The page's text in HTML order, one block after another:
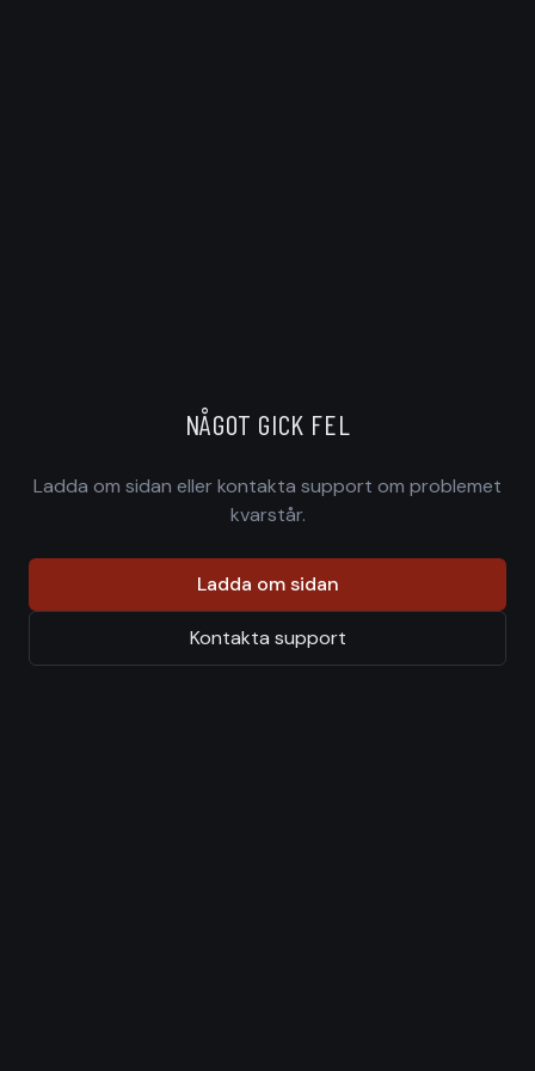
NÅGOT GICK FEL
Ladda om sidan eller kontakta support om problemet
kvarstår.
Ladda om sidan
Kontakta support